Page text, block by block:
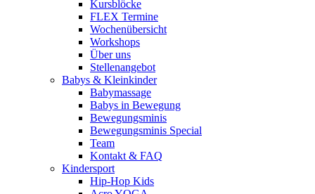
Kursblöcke
FLEX Termine
Wochenübersicht
Workshops
Über uns
Stellenangebot
Babys & Kleinkinder
Babymassage
Babys in Bewegung
Bewegungsminis
Bewegungsminis Special
Team
Kontakt & FAQ
Kindersport
Hip-Hop Kids